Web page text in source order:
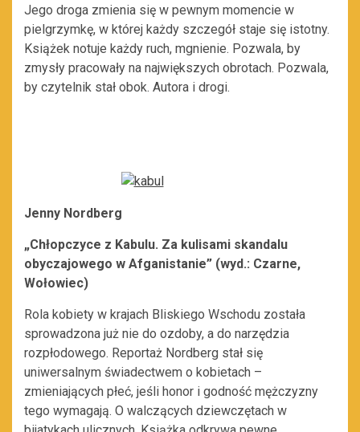
Jego droga zmienia się w pewnym momencie w
pielgrzymkę, w której każdy szczegół staje się istotny.
Książek notuje każdy ruch, mgnienie. Pozwala, by
zmysły pracowały na największych obrotach. Pozwala,
by czytelnik stał obok. Autora i drogi.
Jenny Nordberg
„Chłopczyce z Kabulu. Za kulisami skandalu
obyczajowego w Afganistanie” (wyd.: Czarne,
Wołowiec)
Rola kobiety w krajach Bliskiego Wschodu została
sprowadzona już nie do ozdoby, a do narzędzia
rozpłodowego. Reportaż Nordberg stał się
uniwersalnym świadectwem o kobietach –
zmieniających płeć, jeśli honor i godność mężczyzny
tego wymagają. O walczących dziewczętach w